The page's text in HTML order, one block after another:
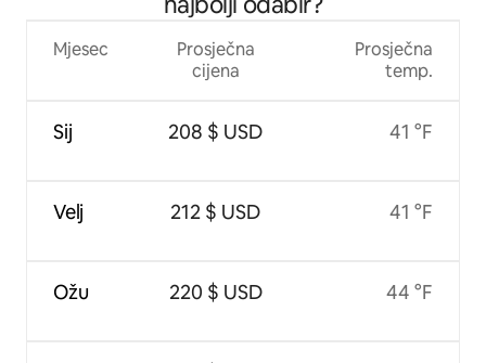
Mjesec
Sij
Velj
Ožu
Prosječna
cijena
208 $ USD
212 $ USD
220 $ USD
Prosječna
temp.
41 °F
41 °F
44 °F